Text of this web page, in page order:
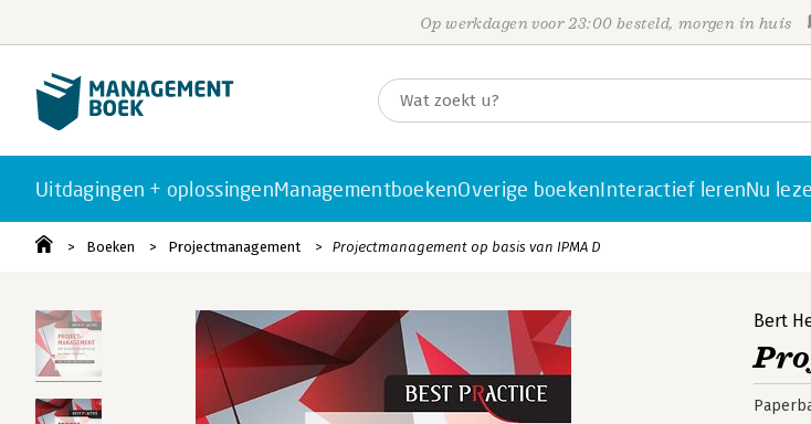
Op werkdagen voor 23:00 besteld, morgen in huis
Uitdagingen + oplossingenManagementboekenOverige boekenInteractief lerenNu
Boeken Projectmanagement Projectmanagement op basis van IPMA D
Bert